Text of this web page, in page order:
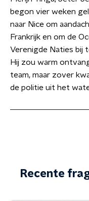
begon vier weken
naar Nice om
Frankrijk en om de
Verenigde Naties bij
Hij zou warm
team, maar zover
de politie uit het
Recente